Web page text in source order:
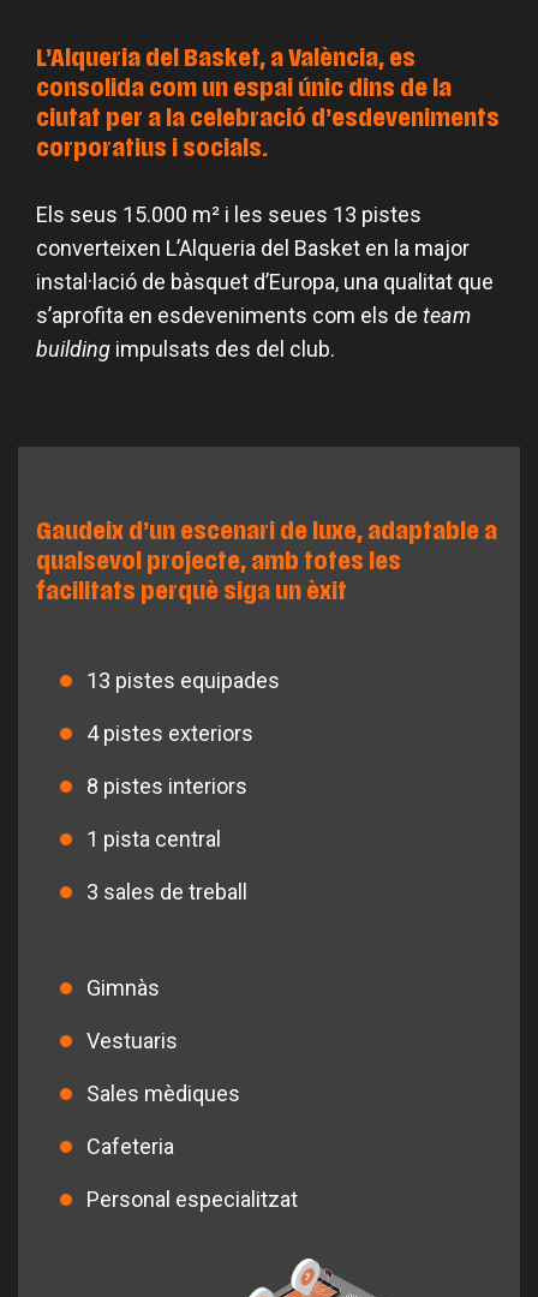
L’Alqueria del Basket, a València, es
consolida com un espai únic dins de la
ciutat per a la celebració d’esdeveniments
corporatius i socials.
Els seus 15.000 m² i les seues 13 pistes
converteixen L’Alqueria del Basket en la major
instal·lació de bàsquet d’Europa, una qualitat que
s’aprofita en esdeveniments com els de team
building impulsats des del club.
Gaudeix d’un escenari de luxe, adaptable a
qualsevol projecte, amb totes les
facilitats perquè siga un èxit
13 pistes equipades
4 pistes exteriors
8 pistes interiors
1 pista central
3 sales de treball
Gimnàs
Vestuaris
Sales mèdiques
Cafeteria
Personal especialitzat